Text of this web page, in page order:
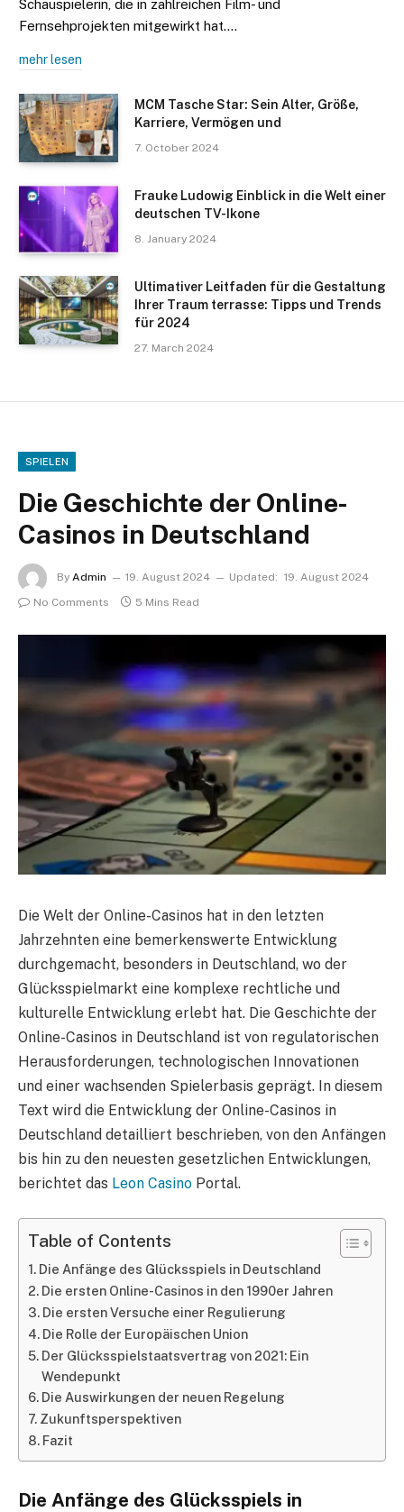
Schauspielerin, die in zahlreichen Film- und
Fernsehprojekten mitgewirkt hat.…
mehr lesen
MCM Tasche Star: Sein Alter, Größe,
Karriere, Vermögen und
7. October 2024
Frauke Ludowig Einblick in die Welt einer
deutschen TV-Ikone
8. January 2024
Ultimativer Leitfaden für die Gestaltung
Ihrer Traum terrasse: Tipps und Trends
für 2024
27. March 2024
SPIELEN
Die Geschichte der Online-
Casinos in Deutschland
By Admin 19. August 2024 Updated: 19. August 2024
No Comments
5 Mins Read
Die Welt der Online-Casinos hat in den letzten
Jahrzehnten eine bemerkenswerte Entwicklung
durchgemacht, besonders in Deutschland, wo der
Glücksspielmarkt eine komplexe rechtliche und
kulturelle Entwicklung erlebt hat. Die Geschichte der
Online-Casinos in Deutschland ist von regulatorischen
Herausforderungen, technologischen Innovationen
und einer wachsenden Spielerbasis geprägt. In diesem
Text wird die Entwicklung der Online-Casinos in
Deutschland detailliert beschrieben, von den Anfängen
bis hin zu den neuesten gesetzlichen Entwicklungen,
berichtet das Leon Casino Portal.
Table of Contents
Die Anfänge des Glücksspiels in Deutschland
Die ersten Online-Casinos in den 1990er Jahren
Die ersten Versuche einer Regulierung
Die Rolle der Europäischen Union
Der Glücksspielstaatsvertrag von 2021: Ein
Wendepunkt
Die Auswirkungen der neuen Regelung
Zukunftsperspektiven
Fazit
Die Anfänge des Glücksspiels in